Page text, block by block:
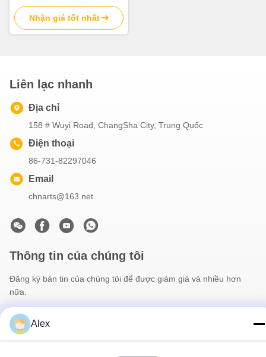
tuyn cuộn 15,2cm
Nhận giá tốt nhất
Liên lạc nhanh
Địa chỉ
158 # Wuyi Road, ChangSha City, Trung Quốc
Điện thoại
86-731-82297046
Email
chnarts@163.net
Thông tin của chúng tôi
Đăng ký bản tin của chúng tôi để được giảm giá và nhiều hơn
nữa.
Alex